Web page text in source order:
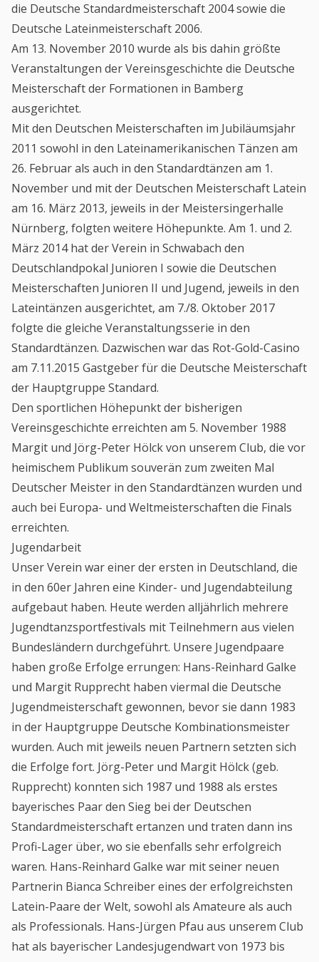
die Deutsche Standardmeisterschaft 2004 sowie die
Deutsche Lateinmeisterschaft 2006.
Am 13. November 2010 wurde als bis dahin größte
Veranstaltungen der Vereinsgeschichte die Deutsche
Meisterschaft der Formationen in Bamberg
ausgerichtet.
Mit den Deutschen Meisterschaften im Jubiläumsjahr
2011 sowohl in den Lateinamerikanischen Tänzen am
26. Februar als auch in den Standardtänzen am 1.
November und mit der Deutschen Meisterschaft Latein
am 16. März 2013, jeweils in der Meistersingerhalle
Nürnberg, folgten weitere Höhepunkte. Am 1. und 2.
März 2014 hat der Verein in Schwabach den
Deutschlandpokal Junioren I sowie die Deutschen
Meisterschaften Junioren II und Jugend, jeweils in den
Lateintänzen ausgerichtet, am 7./8. Oktober 2017
folgte die gleiche Veranstaltungsserie in den
Standardtänzen. Dazwischen war das Rot-Gold-Casino
am 7.11.2015 Gastgeber für die Deutsche Meisterschaft
der Hauptgruppe Standard.
Den sportlichen Höhepunkt der bisherigen
Vereinsgeschichte erreichten am 5. November 1988
Margit und Jörg-Peter Hölck von unserem Club, die vor
heimischem Publikum souverän zum zweiten Mal
Deutscher Meister in den Standardtänzen wurden und
auch bei Europa- und Weltmeisterschaften die Finals
erreichten.
Jugendarbeit
Unser Verein war einer der ersten in Deutschland, die
in den 60er Jahren eine Kinder- und Jugendabteilung
aufgebaut haben. Heute werden alljährlich mehrere
Jugendtanzsportfestivals mit Teilnehmern aus vielen
Bundesländern durchgeführt. Unsere Jugendpaare
haben große Erfolge errungen: Hans-Reinhard Galke
und Margit Rupprecht haben viermal die Deutsche
Jugendmeisterschaft gewonnen, bevor sie dann 1983
in der Hauptgruppe Deutsche Kombinationsmeister
wurden. Auch mit jeweils neuen Partnern setzten sich
die Erfolge fort. Jörg-Peter und Margit Hölck (geb.
Rupprecht) konnten sich 1987 und 1988 als erstes
bayerisches Paar den Sieg bei der Deutschen
Standardmeisterschaft ertanzen und traten dann ins
Profi-Lager über, wo sie ebenfalls sehr erfolgreich
waren. Hans-Reinhard Galke war mit seiner neuen
Partnerin Bianca Schreiber eines der erfolgreichsten
Latein-Paare der Welt, sowohl als Amateure als auch
als Professionals. Hans-Jürgen Pfau aus unserem Club
hat als bayerischer Landesjugendwart von 1973 bis